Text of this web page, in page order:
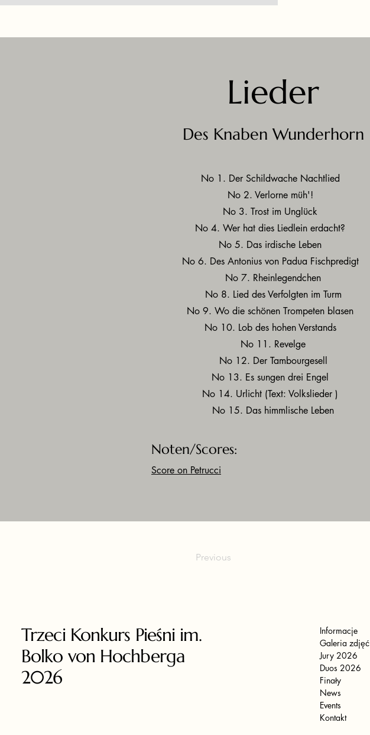
Lieder
Des Knaben Wunderhorn
No 1. Der Schildwache Nachtlied
No 2. Verlorne müh'!
No 3. Trost im Unglück
No 4. Wer hat dies Liedlein erdacht?
No 5. Das irdische Leben
No 6. Des Antonius von Padua Fischpredigt
No 7. Rheinlegendchen
No 8. Lied des Verfolgten im Turm
No 9. Wo die schönen Trompeten blasen
No 10. Lob des hohen Verstands
No 11. Revelge
No 12. Der Tambourgesell
No 13. Es sungen drei Engel
No 14. Urlicht (Text: Volkslieder )
No 15. Das himmlische Leben
Noten/Scores:
Score on Petrucci
Previous
Trzeci Konkurs Pieśni im.
Bolko von Hochberga
2026
Informacje
Galeria zdjęć
Jury 2026
Duos 2026
Finały
News
Events
Kontakt